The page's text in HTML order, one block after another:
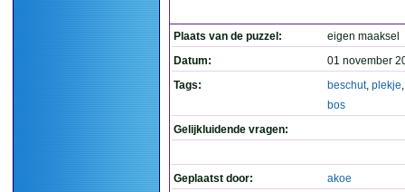
Plaats van de puzzel:
eigen maaksel
Datum:
01 november
Tags:
beschut, plekje
bos
Gelijkluidende vragen:
Geplaatst door: akoe